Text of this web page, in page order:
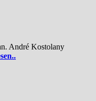
André Kostolany